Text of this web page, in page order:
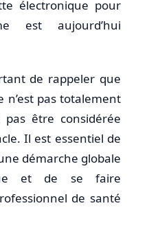
électronique pour
est aujourd’hui
de rappeler que
n’est pas totalement
être considérée
Il est essentiel de
démarche globale
et de se faire
de santé